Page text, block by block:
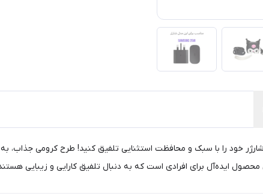
25 وات سامسونگ، شارژر خود را با سبک و محافظت استثنایی تلفیق کنید!
ایده‌آل برای افرادی است که به دنبال تلفیق کارایی و زیبایی